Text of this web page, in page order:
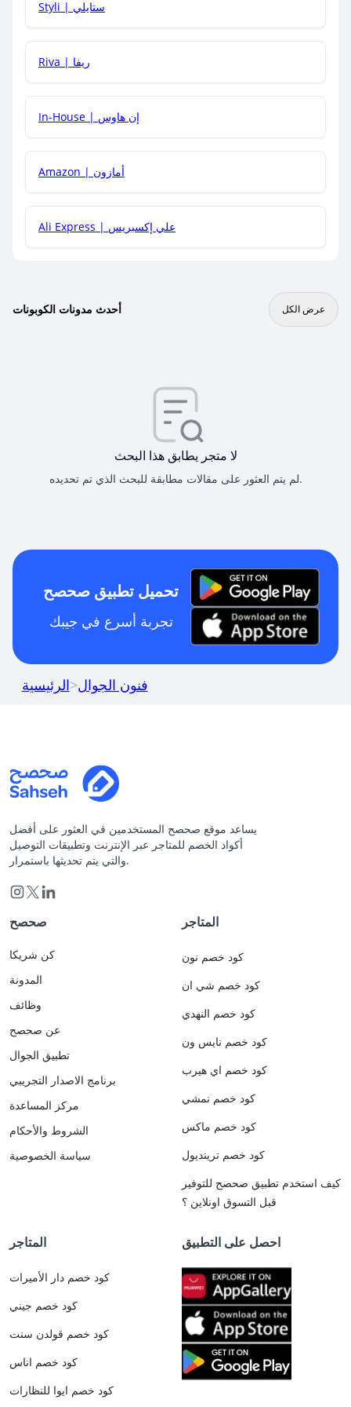
هل يمكنني جمع كود خصم مع العروض الأخرى؟
Styli | ستايلي
Riva | ريفا
In-House | إن هاوس
Amazon | أمازون
Ali Express | علي إكسبريس
أحدث مدونات الكوبونات عرض الكل
لا متجر يطابق هذا البحث
لم يتم العثور على مقالات مطابقة للبحث الذي تم تحديده.
تحميل تطبيق صحصح
تجربة أسرع في جيبك
الرئيسية>فنون الجوال
يساعد موقع صحصح المستخدمين في العثور على أفضل
أكواد الخصم للمتاجر عبر الإنترنت وتطبيقات التوصيل
والتي يتم تحديثها باستمرار.
صحصح
كن شريكا
المدونة
وظائف
عن صحصح
تطبيق الجوال
برنامج الاصدار التجريبي
مركز المساعدة
الشروط والأحكام
سياسة الخصوصية
المتاجر
كود خصم نون
كود خصم شي ان
كود خصم النهدي
كود خصم نايس ون
كود خصم اي هيرب
كود خصم نمشي
كود خصم ماكس
كود خصم ترينديول
كيف استخدم تطبيق صحصح للتوفير
قبل التسوق اونلاين ؟
المتاجر
كود خصم دار الأميرات
كود خصم جيني
كود خصم قولدن سنت
كود خصم اناس
كود خصم ايوا للنظارات
احصل على التطبيق